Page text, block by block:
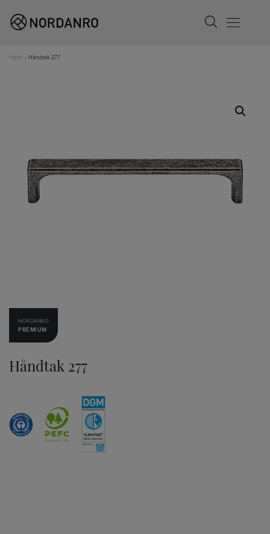
Search
Menu
Hjem » Håndtak 277
Håndtak 277
NORDANRO
PREMIUM